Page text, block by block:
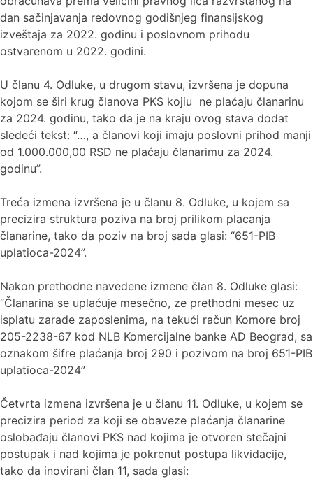
dan sačinjavanja redovnog godišnjeg finansijskog
izveštaja za 2022. godinu i poslovnom prihodu
ostvarenom u 2022. godini.
U članu 4. Odluke, u drugom stavu, izvršena je dopuna
kojom se širi krug članova PKS kojiu ne plaćaju članarinu
za 2024. godinu, tako da je na kraju ovog stava dodat
sledeći tekst: “…, a članovi koji imaju poslovni prihod manji
od 1.000.000,00 RSD ne plaćaju članarimu za 2024.
godinu”.
Treća izmena izvršena je u članu 8. Odluke, u kojem sa
precizira struktura poziva na broj prilikom placanja
članarine, tako da poziv na broj sada glasi: “651-PIB
uplatioca-2024”.
Nakon prethodne navedene izmene član 8. Odluke glasi:
“Članarina se uplaćuje mesečno, ze prethodni mesec uz
isplatu zarade zaposlenima, na tekući račun Komore broj
205-2238-67 kod NLB Komercijalne banke AD Beograd, sa
oznakom šifre plaćanja broj 290 i pozivom na broj 651-PIB
uplatioca-2024”
Četvrta izmena izvršena je u članu 11. Odluke, u kojem se
precizira period za koji se obaveze plaćanja članarine
oslobađaju članovi PKS nad kojima je otvoren stečajni
postupak i nad kojima je pokrenut postupa likvidacije,
tako da inovirani član 11, sada glasi: